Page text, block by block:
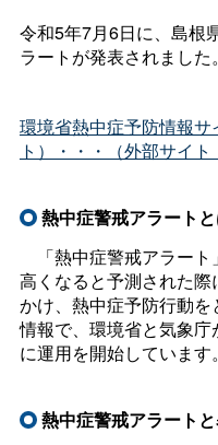
令和5年7月6日に、島根
ラートが発表されました。
環境省熱中症予防情報
ト）・・・（外部サイト
熱中症警戒アラート
「熱中症警戒アラート
高くなると予測された
かけ、熱中症予防行動
情報で、環境省と気象
に運用を開始しています。
熱中症警戒アラート